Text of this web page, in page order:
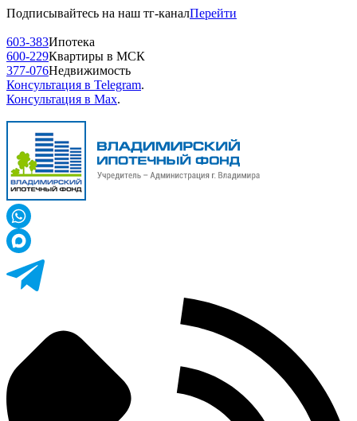
Подписывайтесь на наш тг-каналПерейти
603-383Ипотека
600-229Квартиры в МСК
377-076Недвижимость
Консультация в Telegram.
Консультация в Max.